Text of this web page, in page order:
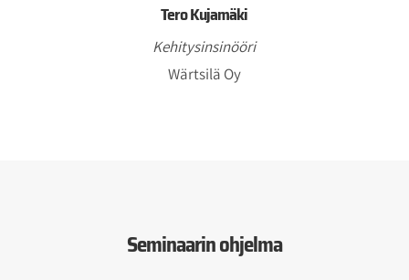
Tero Kujamäki
Kehitysinsinööri
Wärtsilä Oy
Seminaarin ohjelma